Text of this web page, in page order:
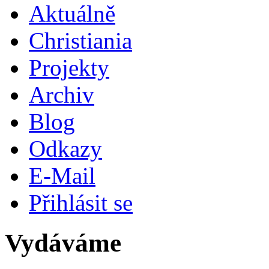
Aktuálně
Christiania
Projekty
Archiv
Blog
Odkazy
E-Mail
Přihlásit se
Vydáváme